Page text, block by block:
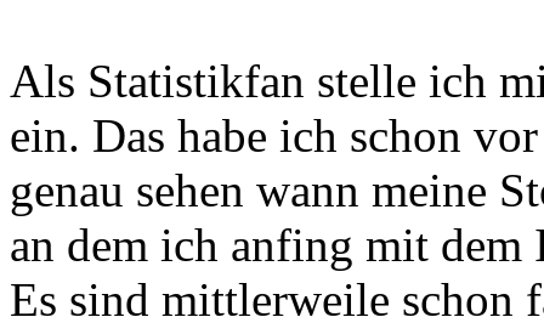
Als Statistikfan stelle ich
ein. Das habe ich schon
genau sehen wann meine
an dem ich anfing mit dem
Es sind mittlerweile schon